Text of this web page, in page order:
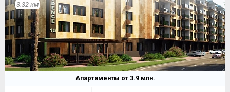
3.32 км
Апартаменты от 3.9млн.